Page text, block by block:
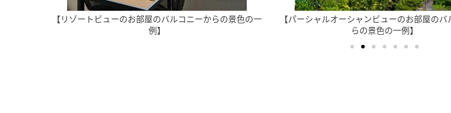
【リゾートビューのお部屋のバルコニーからの景色の一
例】
【パーシャルオーシャンビューのお部屋の
らの景色の一例】